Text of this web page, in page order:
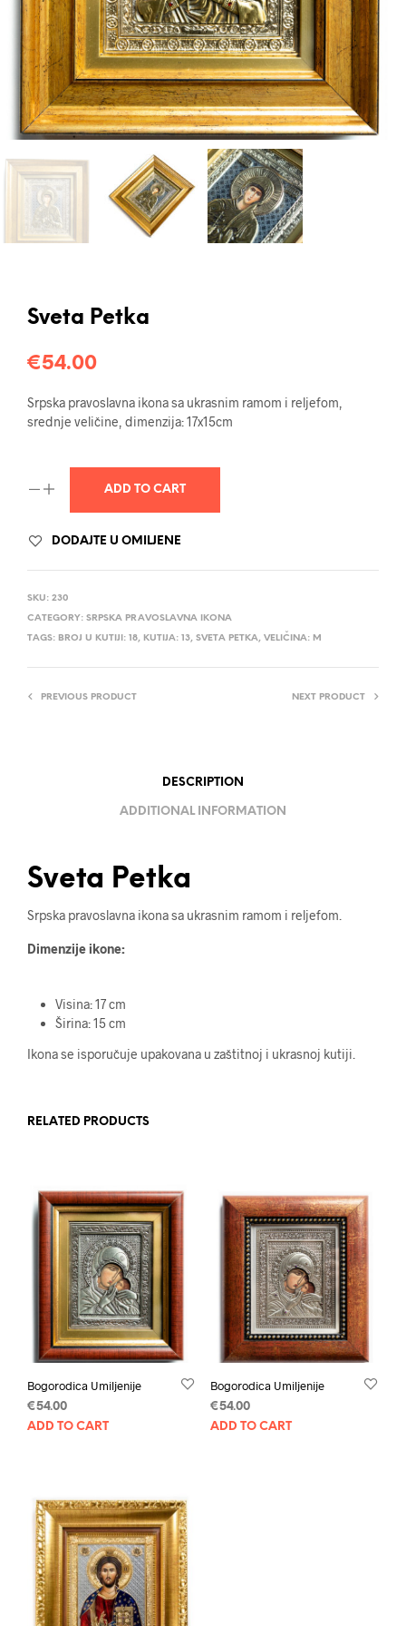
Sveta Petka
€54.00
Srpska pravoslavna ikona sa ukrasnim ramom i reljefom,
srednje veličine, dimenzija: 17x15cm
ADD TO CART
DODAJTE U OMILJENE
SKU: 230
CATEGORY: SRPSKA PRAVOSLAVNA IKONA
TAGS: BROJ U KUTIJI: 18, KUTIJA: 13, SVETA PETKA, VELIČINA: M
PREVIOUS PRODUCT NEXT PRODUCT
DESCRIPTION
ADDITIONAL INFORMATION
Sveta Petka
Srpska pravoslavna ikona sa ukrasnim ramom i reljefom.
Dimenzije ikone:
Visina: 17 cm
Širina: 15 cm
Ikona se isporučuje upakovana u zaštitnoj i ukrasnoj kutiji.
RELATED PRODUCTS
Bogorodica Umiljenije
€54.00
ADD TO CART
Bogorodica Umiljenije
€54.00
ADD TO CART